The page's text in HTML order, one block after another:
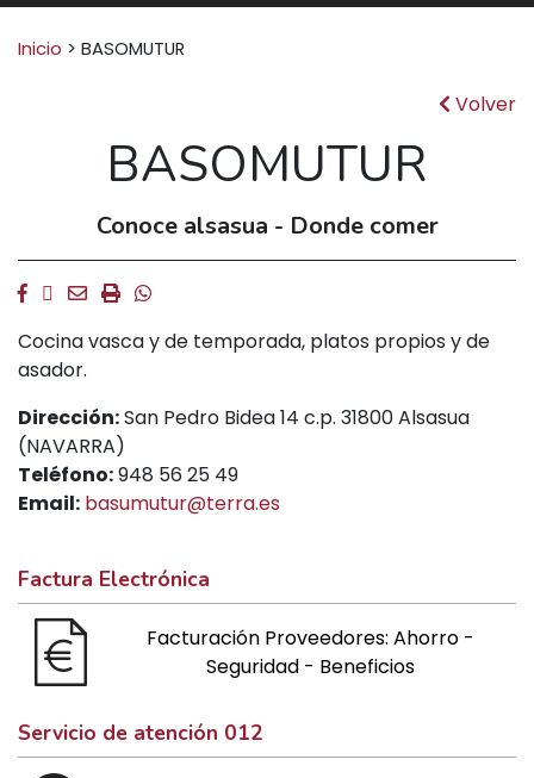
Buscar:
Inicio > BASOMUTUR
Volver
BASOMUTUR
Conoce alsasua - Donde comer
Facebook
Twitter
EmailImprimirWhatsapp
Cocina vasca y de temporada, platos propios y de
asador.
Dirección:San Pedro Bidea 14 c.p. 31800 Alsasua
(NAVARRA)
Teléfono:948 56 25 49
Email: basumutur@terra.es
Factura Electrónica
Facturación Proveedores: Ahorro -
Seguridad - Beneficios
Servicio de atención 012